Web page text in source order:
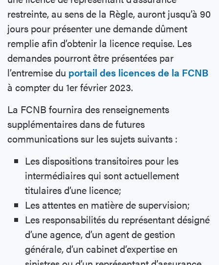
restreinte, au sens de la Règle, auront jusqu’à 90
jours pour présenter une demande dûment
remplie afin d’obtenir la licence requise. Les
demandes pourront être présentées par
l’entremise du portail des licences de la FCNB
à compter du 1er février 2023.
La FCNB fournira des renseignements
supplémentaires dans de futures
communications sur les sujets suivants :
Les dispositions transitoires pour les
intermédiaires qui sont actuellement
titulaires d’une licence;
Les attentes en matière de supervision;
Les responsabilités du représentant désigné
d’une agence, d’un agent de gestion
générale, d’un cabinet d’expertise en